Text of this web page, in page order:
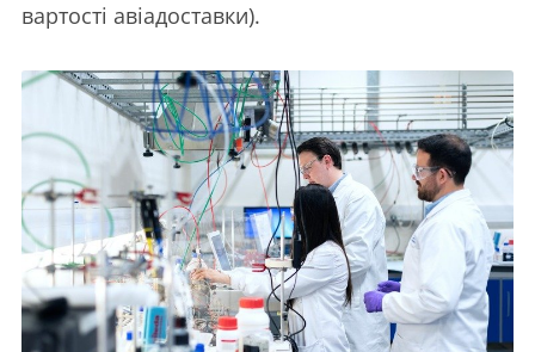
вартості авіадоставки).